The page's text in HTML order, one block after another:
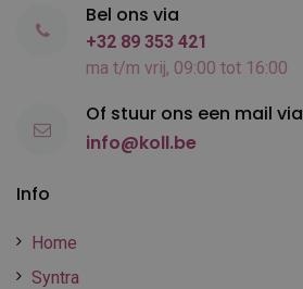
Info
Home
Syntra
Bel ons via
+32 89 353 421
ma t/m vrij, 09:00 tot 16:00
Of stuur ons een mail via
info@koll.be